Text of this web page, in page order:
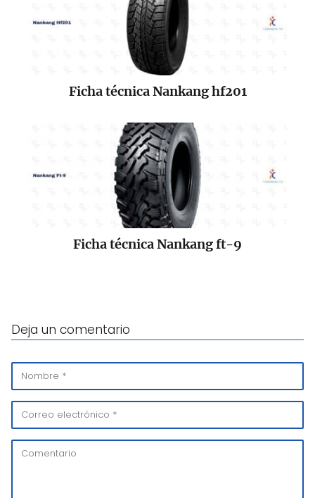
Ficha técnica Nankang hf201
Ficha técnica Nankang ft-9
Deja un comentario